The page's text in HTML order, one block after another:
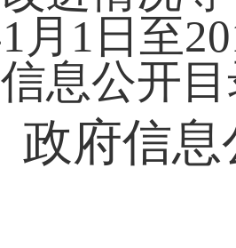
月1日至
息公开
政府信